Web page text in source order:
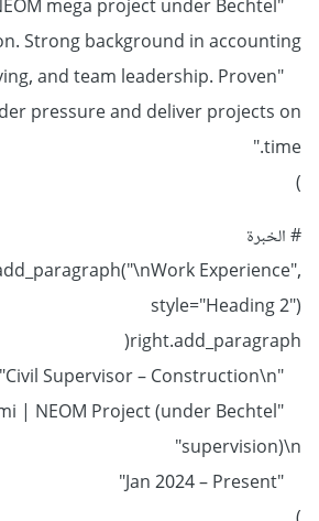
mega project under Bechtel
Strong background in accounting, "
and team leadership. Proven
pressure and deliver projects on
time."
# الخبرة
Experience",
style="Heading 2")
right.add_paragraph(
"Civil Supervisor – Construction\n"
| NEOM Project (under Bechtel
supervision)\n"
"Jan 2024 – Present"